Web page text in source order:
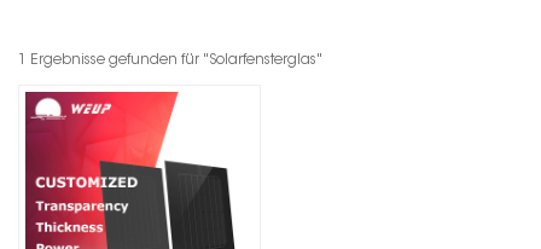
1 Ergebnisse gefunden für "Solarfensterglas"